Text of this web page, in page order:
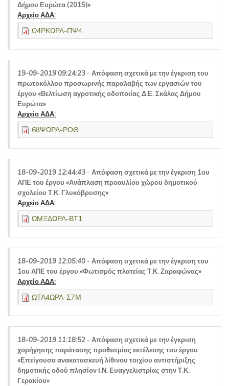
Δήμου Ευρώτα (2015)»
Αρχείο ΑΔΑ:
Ω4ΡΚΩΡΛ-ΠΨ4
19-09-2019 09:24:23 - Απόφαση σχετικά με την έγκριση του
πρωτοκόλλου προσωρινής παραλαβής των εργασιών του
έργου «Βελτίωση αγροτικής οδοποιίας Δ.Ε. Σκάλας Δήμου
Ευρώτα»
Αρχείο ΑΔΑ:
6ΙΙΨΩΡΛ-ΡΟΘ
18-09-2019 12:44:43 - Απόφαση σχετικά με την έγκριση 1ου
ΑΠΕ του έργου «Ανάπλαση προαυλίου χώρου δημοτικού
σχολείου Τ.Κ. Γλυκόβρυσης»
Αρχείο ΑΔΑ:
ΩΜΞΔΩΡΛ-ΒΤ1
18-09-2019 12:05:40 - Απόφαση σχετικά με την έγκριση του
1ου ΑΠΕ του έργου «Φωτισμός πλατείας Τ.Κ. Ζαραφώνας»
Αρχείο ΑΔΑ:
ΩΤΑ4ΩΡΛ-Σ7Μ
18-09-2019 11:18:52 - Απόφαση σχετικά με την έγκριση
χορήγησης παράτασης προθεσμίας εκτέλεσης του έργου
«Επείγουσα ανακατασκευή λίθινου τοιχίου αντιστήριξης
δημοτικής οδού πλησίον Ι.Ν. Ευαγγελιστρίας στην Τ.Κ.
Γερακίου»